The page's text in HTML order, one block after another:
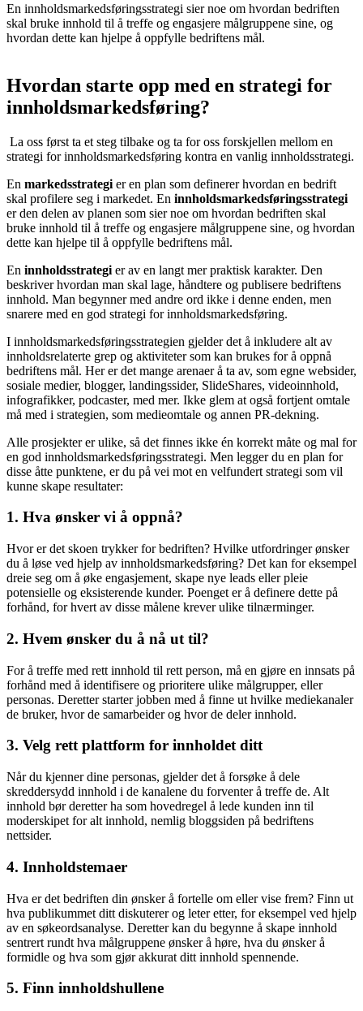
En innholdsmarkedsføringsstrategi sier noe om hvordan bedriften
skal bruke innhold til å treffe og engasjere målgruppene sine, og
hvordan dette kan hjelpe å oppfylle bedriftens mål.
Hvordan starte opp med en strategi for
innholdsmarkedsføring?
La oss først ta et steg tilbake og ta for oss forskjellen mellom en
strategi for innholdsmarkedsføring kontra en vanlig innholdsstrategi.
En markedsstrategi er en plan som definerer hvordan en bedrift
skal profilere seg i markedet. En innholdsmarkedsføringsstrategi
er den delen av planen som sier noe om hvordan bedriften skal
bruke innhold til å treffe og engasjere målgruppene sine, og hvordan
dette kan hjelpe til å oppfylle bedriftens mål.
En innholdsstrategi er av en langt mer praktisk karakter. Den
beskriver hvordan man skal lage, håndtere og publisere bedriftens
innhold. Man begynner med andre ord ikke i denne enden, men
snarere med en god strategi for innholdsmarkedsføring.
I innholdsmarkedsføringsstrategien gjelder det å inkludere alt av
innholdsrelaterte grep og aktiviteter som kan brukes for å oppnå
bedriftens mål. Her er det mange arenaer å ta av, som egne websider,
sosiale medier, blogger, landingssider, SlideShares, videoinnhold,
infografikker, podcaster, med mer. Ikke glem at også fortjent omtale
må med i strategien, som medieomtale og annen PR-dekning.
Alle prosjekter er ulike, så det finnes ikke én korrekt måte og mal for
en god innholdsmarkedsføringsstrategi. Men legger du en plan for
disse åtte punktene, er du på vei mot en velfundert strategi som vil
kunne skape resultater:
1. Hva ønsker vi å oppnå?
Hvor er det skoen trykker for bedriften? Hvilke utfordringer ønsker
du å løse ved hjelp av innholdsmarkedsføring? Det kan for eksempel
dreie seg om å øke engasjement, skape nye leads eller pleie
potensielle og eksisterende kunder. Poenget er å definere dette på
forhånd, for hvert av disse målene krever ulike tilnærminger.
2. Hvem ønsker du å nå ut til?
For å treffe med rett innhold til rett person, må en gjøre en innsats på
forhånd med å identifisere og prioritere ulike målgrupper, eller
personas. Deretter starter jobben med å finne ut hvilke mediekanaler
de bruker, hvor de samarbeider og hvor de deler innhold.
3. Velg rett plattform for innholdet ditt
Når du kjenner dine personas, gjelder det å forsøke å dele
skreddersydd innhold i de kanalene du forventer å treffe de. Alt
innhold bør deretter ha som hovedregel å lede kunden inn til
moderskipet for alt innhold, nemlig bloggsiden på bedriftens
nettsider.
4. Innholdstemaer
Hva er det bedriften din ønsker å fortelle om eller vise frem? Finn ut
hva publikummet ditt diskuterer og leter etter, for eksempel ved hjelp
av en søkeordsanalyse. Deretter kan du begynne å skape innhold
sentrert rundt hva målgruppene ønsker å høre, hva du ønsker å
formidle og hva som gjør akkurat ditt innhold spennende.
5. Finn innholdshullene